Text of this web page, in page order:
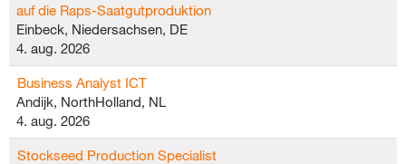
auf die Raps-Saatgutproduktion
Einbeck, Niedersachsen, DE
4. aug. 2026
Business Analyst ICT
Andijk, NorthHolland, NL
4. aug. 2026
Stockseed Production Specialist